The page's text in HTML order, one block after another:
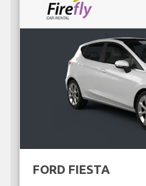
FORD FIESTA